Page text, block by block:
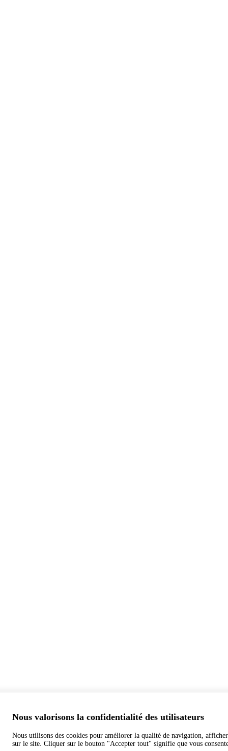
Nous valorisons la confidentialité des utilisateurs
Nous utilisons des cookies pour améliorer la qualité de navigation,
sur le site. Cliquer sur le bouton "Accepter tout" signifie que vous